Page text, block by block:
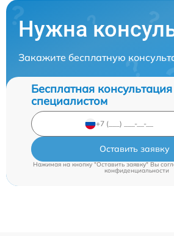
Нужна
Закажите бесплатную
Бесплатная
специалистом
Оставить заявку
Нажимая на кнопку "Оставить заявку" Вы
конфиденциальности